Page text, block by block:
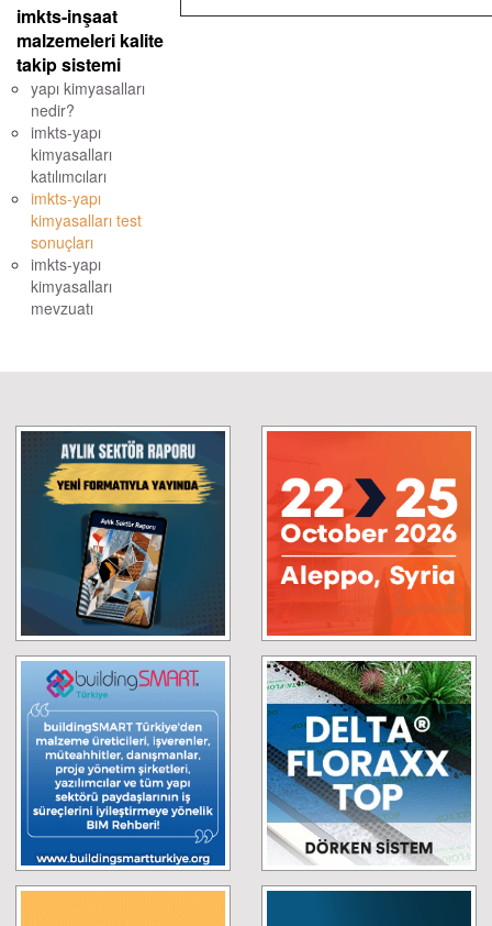
imkts-inşaat
malzemeleri kalite
takip sistemi
yapı kimyasalları
nedir?
imkts-yapı
kimyasalları
katılımcıları
imkts-yapı
kimyasalları test
sonuçları
imkts-yapı
kimyasalları
mevzuatı